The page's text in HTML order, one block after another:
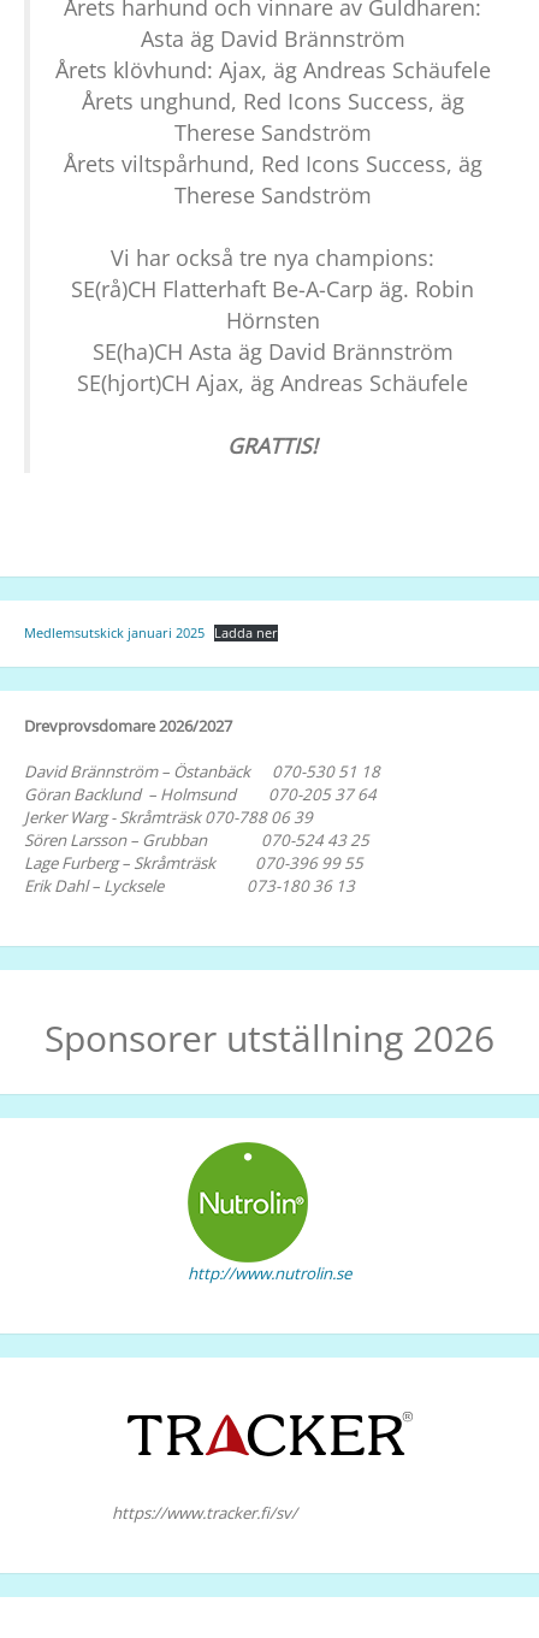
Årets harhund och vinnare av Guldharen:
Asta äg David Brännström
Årets klövhund: Ajax, äg Andreas Schäufele
Årets unghund, Red Icons Success, äg
Therese Sandström
Årets viltspårhund, Red Icons Success, äg
Therese Sandström
Vi har också tre nya champions:
SE(rå)CH Flatterhaft Be-A-Carp äg. Robin
Hörnsten
SE(ha)CH Asta äg David Brännström
SE(hjort)CH Ajax, äg Andreas Schäufele
GRATTIS!
Medlemsutskick januari 2025 Ladda ner
Drevprovsdomare 2026/2027
David Brännström – Östanbäck 070-530 51 18
Göran Backlund – Holmsund 070-205 37 64
Jerker Warg - Skråmträsk 070-788 06 39
Sören Larsson – Grubban 070-524 43 25
Lage Furberg – Skråmträsk 070-396 99 55
Erik Dahl – Lycksele 073-180 36 13
Sponsorer utställning 2026
http://www.nutrolin.se
https://www.tracker.fi/sv/